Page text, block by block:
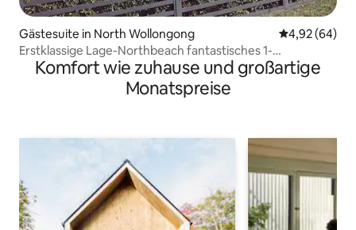
Gästesuite in North Wollongong
4,92 (64)
Erstklassige Lage-Northbeach fantastisches 1-
Bettzimmer
Komfort wie zuhause und großartige
Monatspreise